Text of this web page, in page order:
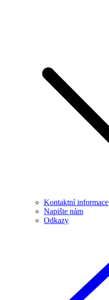
Kontaktní informace
Napište nám
Odkazy